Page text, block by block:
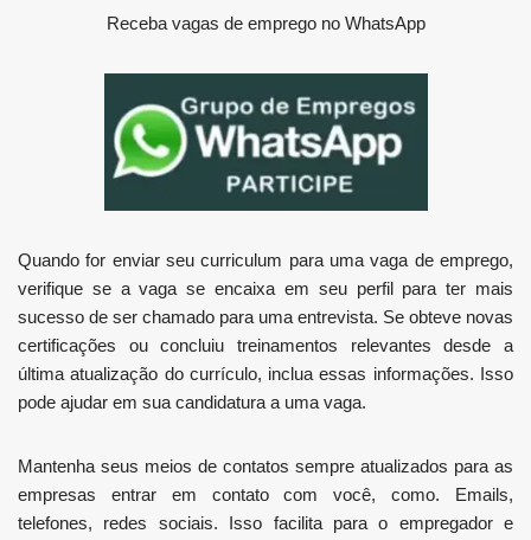
Receba vagas de emprego no WhatsApp
Quando for enviar seu curriculum para uma vaga de emprego,
verifique se a vaga se encaixa em seu perfil para ter mais
sucesso de ser chamado para uma entrevista. Se obteve novas
certificações ou concluiu treinamentos relevantes desde a
última atualização do currículo, inclua essas informações. Isso
pode ajudar em sua candidatura a uma vaga.
Mantenha seus meios de contatos sempre atualizados para as
empresas entrar em contato com você, como. Emails,
telefones, redes sociais. Isso facilita para o empregador e